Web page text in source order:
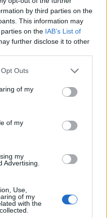
by third parties on the
This information may
on the IAB’s List of
further disclose it to other
Outs
of my
of my
my
Advertising.
Use,
of my
with the
του